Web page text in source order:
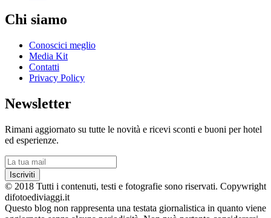
Chi siamo
Conoscici meglio
Media Kit
Contatti
Privacy Policy
Newsletter
Rimani aggiornato su tutte le novità e ricevi sconti e buoni per hotel
ed esperienze.
Iscriviti
© 2018 Tutti i contenuti, testi e fotografie sono riservati. Copywright
difotoediviaggi.it
Questo blog non rappresenta una testata giornalistica in quanto viene